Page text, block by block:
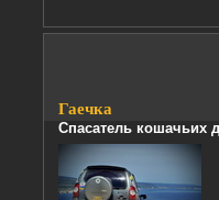
Гаечка
Спасатель кошачьих